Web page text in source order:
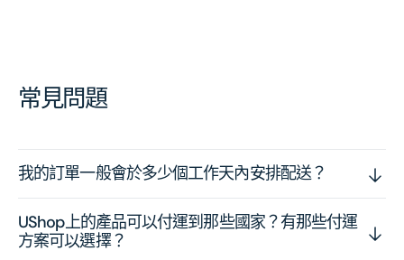
常見問題
我的訂單一般會於多少個工作天內安排配送？
UShop上的產品可以付運到那些國家？有那些付運
方案可以選擇？